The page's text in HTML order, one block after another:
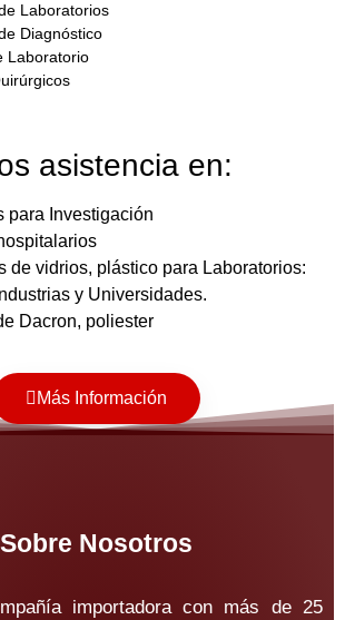
Laboratorios
Diagnóstico
Laboratorio
asistencia en:
para Investigación
de vidrios, plástico para Laboratorios:
y Universidades.
Dacron, poliester
Más Información
Sobre Nosotros
importadora con más de 25